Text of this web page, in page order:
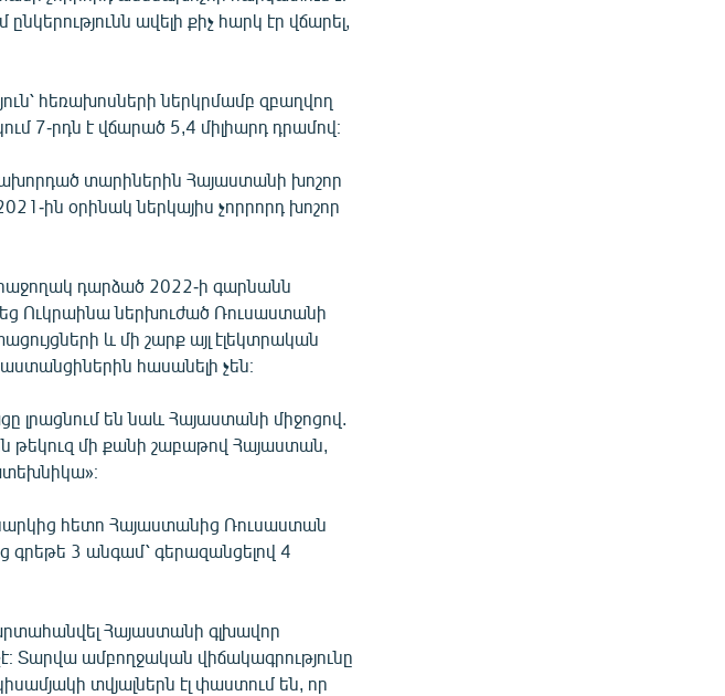
ավելի քիչ հարկ էր վճարել,
հեռախոսների ներկրմամբ զբաղվող
7-րդն է վճարած 5,4 միլիարդ դրամով։
տարիներին Հայաստանի խոշոր
ին օրինակ ներկայիս չորրորդ խոշոր
դարձած 2022-ի գարնանն
Ուկրաինա ներխուժած Ռուսաստանի
և մի շարք այլ էլեկտրական
հասանելի չեն։
լրացնում են նաև Հայաստանի միջոցով.
թեկուզ մի քանի շաբաթով Հայաստան,
հետո Հայաստանից Ռուսաստան
3 անգամ՝ գերազանցելով 4
Հայաստանի գլխավոր
Տարվա ամբողջական վիճակագրությունը
տվյալներն էլ փաստում են, որ